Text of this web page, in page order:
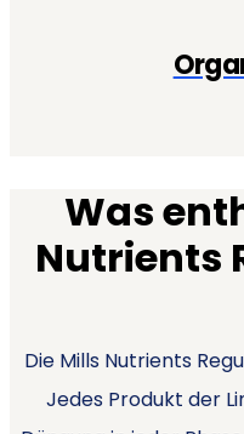
Was
Nutrients
Die Mills Nutrients
Jedes Produkt der